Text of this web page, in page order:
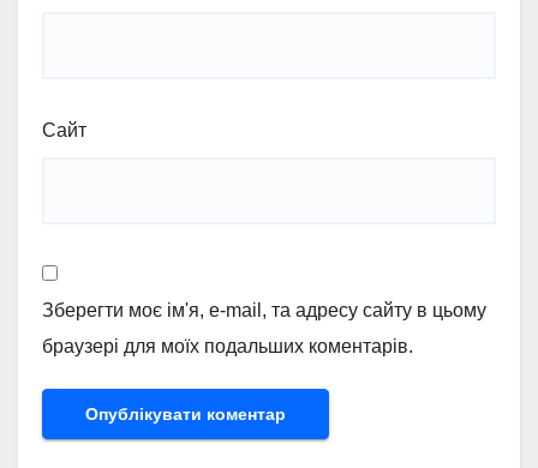
Сайт
Зберегти моє ім'я, e-mail, та адресу сайту в цьому
браузері для моїх подальших коментарів.